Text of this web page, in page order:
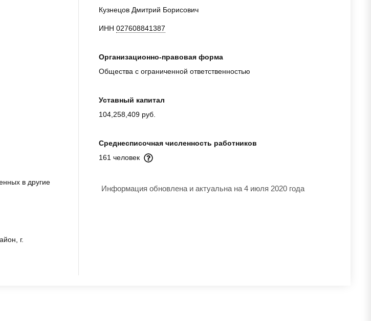
в другие
г.
Кузнецов Дмитрий Борисович
ИНН 027608841387
Организационно-правовая форма
Общества с ограниченной ответственностью
Уставный капитал
104,258,409 руб.
Среднесписочная численность работников
161 человек
Информация обновлена и актуальна на 4 июля 2020 года